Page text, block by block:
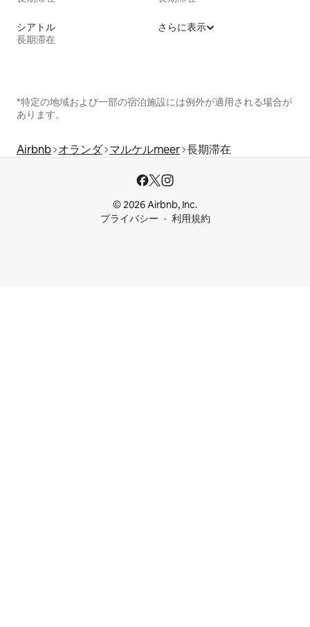
シアトル
長期滞在
さらに表示
*特定の地域および一部の宿泊施設には例外が適用される場合が
あります。
Airbnb オランダ マルケルmeer 長期滞在
© 2026 Airbnb, Inc.
プライバシー
利用規約